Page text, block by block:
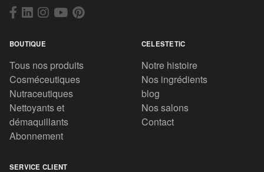
BOUTIQUE
Tous nos produits
Cosméceutiques
Nutraceutiques
Nettoyants et
démaquillants
Abonnement
CELESTETIC
Notre histoire
Nos ingrédients
blog
Nos salons
Contact
SERVICE CLIENT